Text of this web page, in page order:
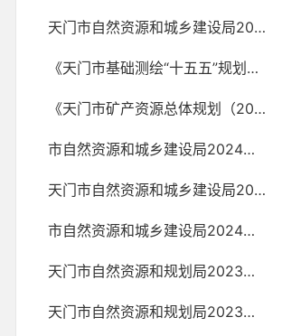
天门市自然资源和城乡建设局2025年法治政府建设工作总结
《天门市基础测绘“十五五”规划》编制项目询价公告
《天门市矿产资源总体规划（2021-2025年）》2025年度规划区块调整工作询...
市自然资源和城乡建设局2024年工作总结
天门市自然资源和城乡建设局2025年度工作要点
市自然资源和城乡建设局2024年度行政执法统计年报
天门市自然资源和规划局2023年工作总结
天门市自然资源和规划局2023年度行政执法统计年报